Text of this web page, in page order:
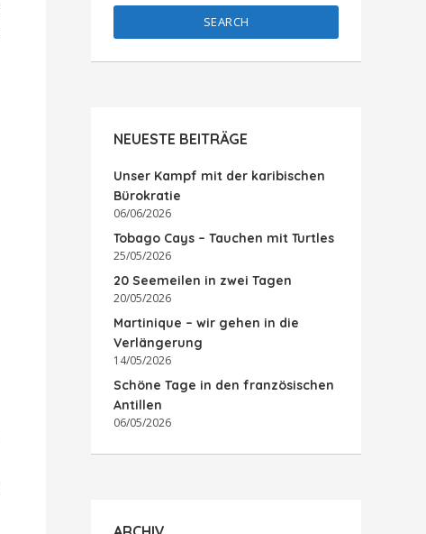
SEARCH
NEUESTE BEITRÄGE
Unser Kampf mit der karibischen
Bürokratie
06/06/2026
Tobago Cays – Tauchen mit Turtles
25/05/2026
20 Seemeilen in zwei Tagen
20/05/2026
Martinique – wir gehen in die
Verlängerung
14/05/2026
Schöne Tage in den französischen
Antillen
06/05/2026